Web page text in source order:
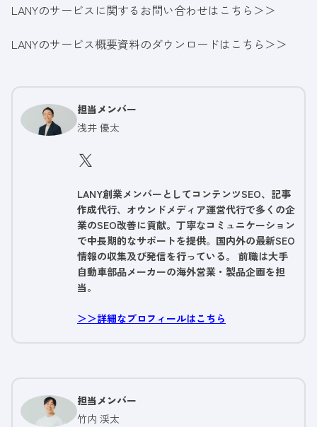
LANYのサービスに関するお問い合わせはこちら＞＞
LANYのサービス概要資料のダウンロードはこちら＞＞
担当メンバー
浅井 優太
LANY創業メンバーとしてコンテンツSEO、記事
作成代行、オウンドメディア運営代行で多くの企
業のSEO改善に貢献。丁寧なコミュニケーション
で中長期的なサポートを提供。国内外の最新SEO
情報の収集及び発信を行っている。 前職は大手
自動車部品メーカーの海外営業・製品企画を担
当。
＞＞詳細なプロフィールはこちら
担当メンバー
竹内 渓太